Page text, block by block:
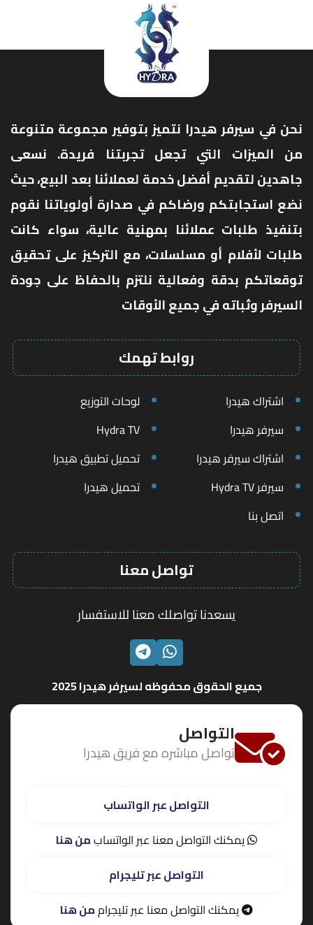
نحن في سيرفر هيدرا نتميز بتوفير مجموعة متنوعة
من الميزات التي تجعل تجربتنا فريدة. نسعى
جاهدين لتقديم أفضل خدمة لعملائنا بعد البيع، حيث
نضع استجابتكم ورضاكم في صدارة أولوياتنا نقوم
بتنفيذ طلبات عملائنا بمهنية عالية، سواء كانت
طلبات لأفلام أو مسلسلات، مع التركيز على تحقيق
توقعاتكم بدقة وفعالية نلتزم بالحفاظ على جودة
السيرفر وثباته في جميع الأوقات
روابط تهمك
اشتراك هيدرا
لوحات التوزيع
سيرفر هيدرا
Hydra TV
اشتراك سيرفر هيدرا
تحميل تطبيق هيدرا
سيرفر Hydra TV
تحميل هيدرا
اتصل بنا
تواصل معنا
يسعدنا تواصلك معنا للاستفسار
الواتسابتليجرام
جميع الحقوق محفوظه لسيرفر هيدرا 2025
التواصل
تواصل مباشره مع فريق هيدرا
التواصل عبر الواتساب
يمكنك التواصل معنا عبر الواتسابمن هنا
التواصل عبر تليجرام
يمكنك التواصل معنا عبر تليجراممن هنا